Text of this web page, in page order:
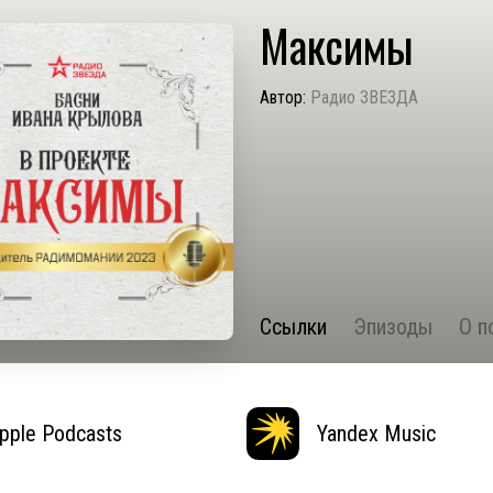
Максимы
Автор: Радио ЗВЕЗДА
Ссылки Эпизоды О
Podcasts Yandex Music